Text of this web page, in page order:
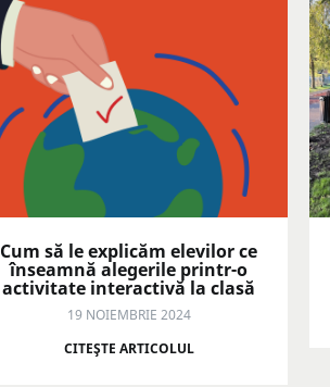
Cum să le explicăm elevilor ce
înseamnă alegerile printr-o
activitate interactivă la clasă
19 NOIEMBRIE 2024
CITEŞTE ARTICOLUL